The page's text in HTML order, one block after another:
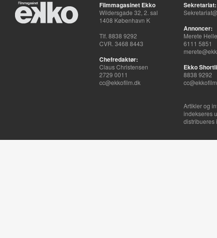
Filmmagasinet Ekko
Wildersgade 32, 2. sal
1408 København K
Tlf. 8838 9292
CVR. 3468 8443
Chefredaktør:
Claus Christensen
2729 0011
cc@ekkofilm.dk
Sekretariat:
Annoncer:
Merete
6111 5851
Ekko
8838 9292
Artikler og
indekseres
distribueres